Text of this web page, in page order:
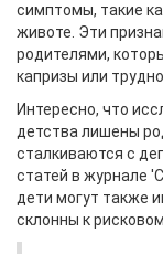
симптомы, такие
животе. Эти
родителями,
капризы или
Интересно, что
детства лишены
сталкиваются с
статей в журнале
дети могут также
склонны к